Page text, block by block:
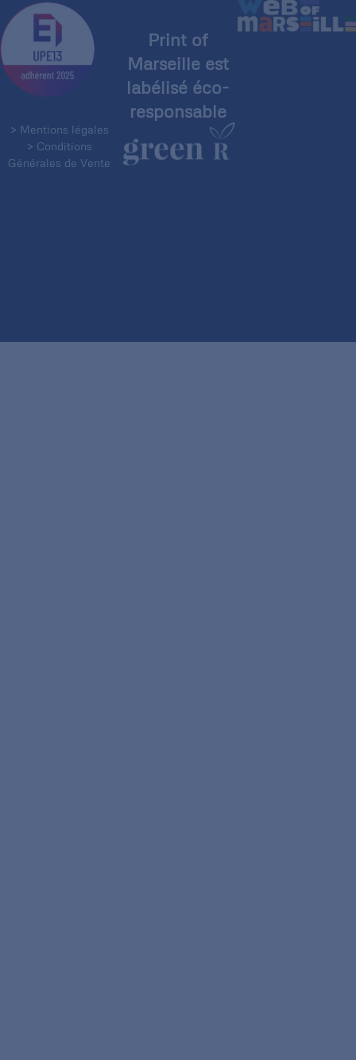
> Mentions légales
> Conditions
Générales de Vente
Print of
Marseille est
labélisé éco-
responsable